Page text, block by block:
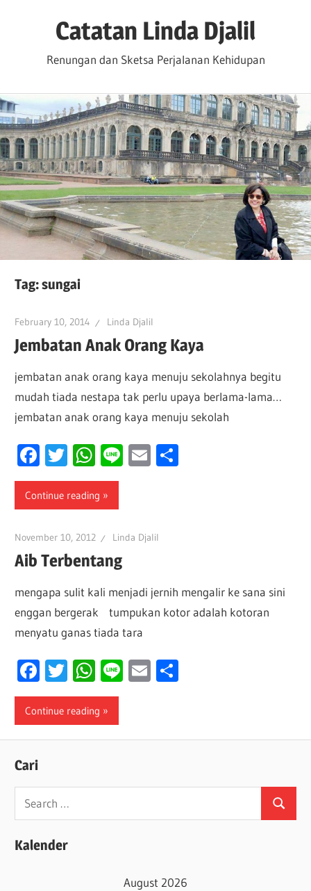
Catatan Linda Djalil
Renungan dan Sketsa Perjalanan Kehidupan
Tag:sungai
February 10, 2014 Linda Djalil
Jembatan Anak Orang Kaya
jembatan anak orang kaya menuju sekolahnya begitu
mudah tiada nestapa tak perlu upaya berlama-lama…
jembatan anak orang kaya menuju sekolah
Facebook
Twitter
WhatsApp
LineEmail
Continue reading
November 10, 2012 Linda Djalil
Aib Terbentang
mengapa sulit kali menjadi jernih mengalir ke sana sini
enggan bergerak tumpukan kotor adalah kotoran
menyatu ganas tiada tara
Facebook
Twitter
WhatsApp
LineEmail
Continue reading
Cari
Search
for:
Search
Kalender
August 2026